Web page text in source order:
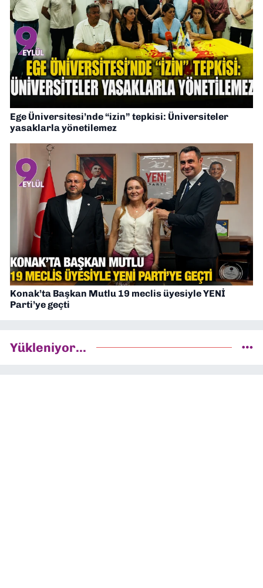
Ege Üniversitesi’nde “izin” tepkisi: Üniversiteler
yasaklarla yönetilemez
Konak’ta Başkan Mutlu 19 meclis üyesiyle YENİ
Parti’ye geçti
Yükleniyor...